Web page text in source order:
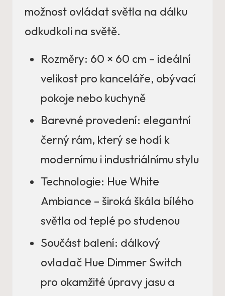
možnost ovládat světla na dálku
odkudkoli na světě.
Rozměry: 60 × 60 cm – ideální
velikost pro kanceláře, obývací
pokoje nebo kuchyně
Barevné provedení: elegantní
černý rám, který se hodí k
modernímu i industriálnímu stylu
Technologie: Hue White
Ambiance – široká škála bílého
světla od teplé po studenou
Součást balení: dálkový
ovladač Hue Dimmer Switch
pro okamžité úpravy jasu a